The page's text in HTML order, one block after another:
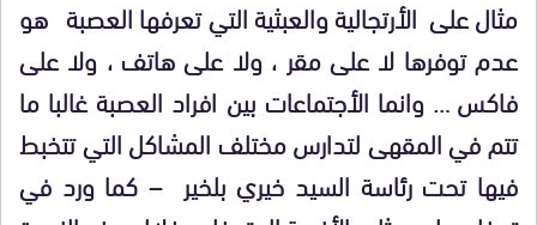
مثال على الأرتجالية والعبثية التي تعرفها العصبة هو
عدم توفرها لا على مقر ، ولا على هاتف ، ولا على
فاكس … وانما الأجتماعات بين افراد العصبة غالبا ما
تتم في المقهى لتدارس مختلف المشاكل التي تتخبط
فيها تحت رئاسة السيد خيري بلخير – كما ورد في